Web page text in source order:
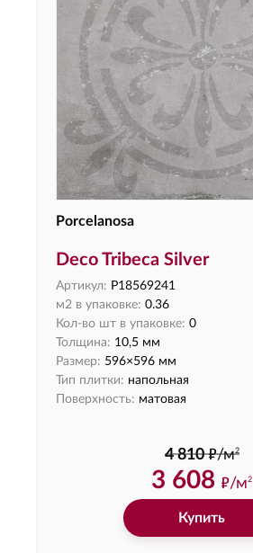
Porcelanosa
Deco Tribeca Silver
Артикул: P18569241
м2 в упаковке: 0.36
Кол-во шт в упаковке: 0
Толщина: 10,5 мм
Размер: 596×596 мм
Тип плитки: напольная
Поверхность: матовая
4 810 ф/м2
3 608 ф/м2
Купить